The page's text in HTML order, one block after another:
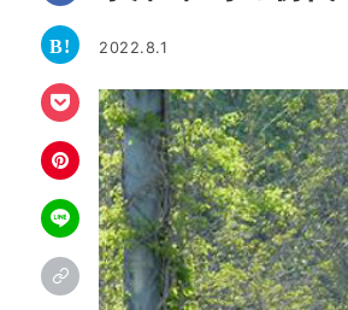
2022.8.1